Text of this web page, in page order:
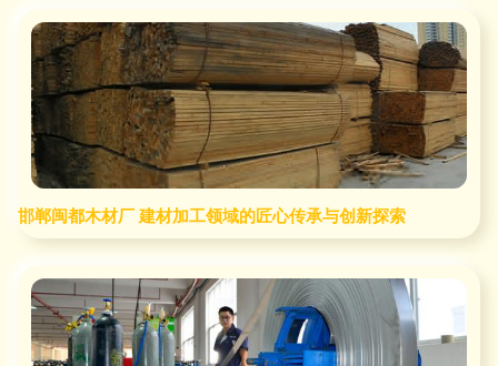
邯郸闽都木材厂 建材加工领域的匠心传承与创新探索